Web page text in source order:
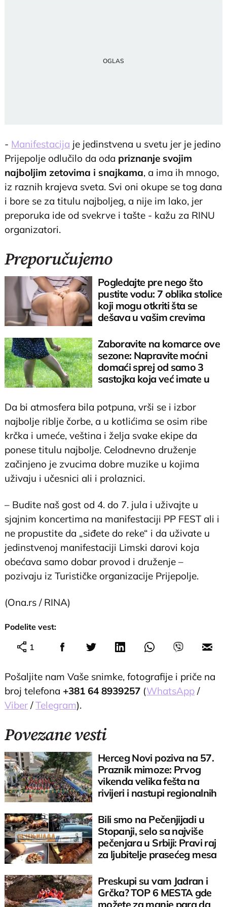
- Manifestacija je jedinstvena u svetu jer je jedino
Prijepolje odlučilo da oda priznanje svojim
najboljim zetovima i snajkama, a ima ih mnogo,
iz raznih krajeva sveta. Svi oni okupe se tog dana
i bore se za titulu najboljeg, a nije im lako, jer
preporuka ide od svekrve i tašte - kažu za RINU
organizatori.
Preporučujemo
Pogledajte pre nego što
pustite vodu: 7 oblika stolice
koji mogu otkriti šta se
dešava u vašim crevima
Zaboravite na komarce ove
sezone: Napravite moćni
domaći sprej od samo 3
sastojka koja već imate u
Da bi atmosfera bila potpuna, vrši se i izbor
najbolje riblje čorbe, a u kotlićima se osim ribe
krčka i umeće, veština i želja svake ekipe da
ponese titulu najbolje. Celodnevno druženje
začinjeno je zvucima dobre muzike u kojima
uživaju i učesnici ali i prolaznici.
– Budite naš gost od 4. do 7. jula i uživajte u
sjajnim koncertima na manifestaciji PP FEST ali i
ne propustite da „siđete do reke“ i da uživate u
jedinstvenoj manifestaciji Limski darovi koja
obećava samo dobar provod i druženje –
pozivaju iz Turističke organizacije Prijepolje.
(Ona.rs / RINA)
Podelite vest:
1
Pošaljite nam Vaše snimke, fotografije i priče na
broj telefona +381 64 8939257 (WhatsApp /
Viber /Telegram).
Povezane vesti
Herceg Novi poziva na 57.
Praznik mimoze: Prvog
vikenda velika fešta na
rivijeri i nastupi regionalnih
Bili smo na Pečenjijadi u
Stopanji, selo sa najviše
pečenjara u Srbiji: Pravi raj
za ljubitelje prasećeg mesa
Preskupi su vam Jadran i
Grčka? TOP 6 MESTA gde
možete za manje para da